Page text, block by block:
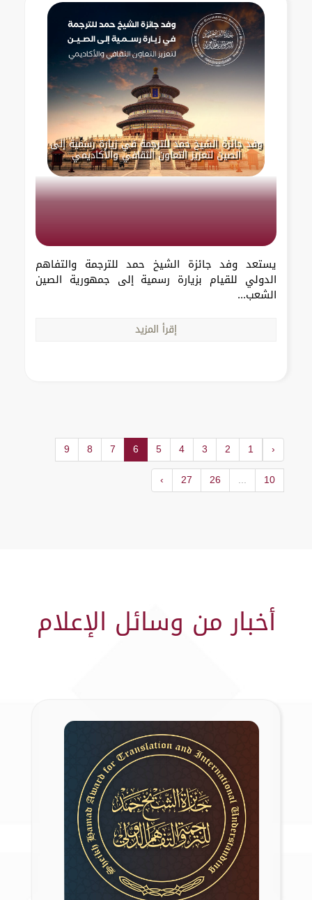
وفد جائزة الشيخ حمد للترجمة في زيارة رسمية إلى
الصين لتعزيز التعاون الثقافي والأكاديمي
يستعد وفد جائزة الشيخ حمد للترجمة والتفاهم
الدولي للقيام بزيارة رسمية إلى جمهورية الصين
الشعب...
إقرأ المزيد
‹
1
2
3
4
5
6
7
8
9
10
...
26
27
›
أخبار من وسائل الإعلام